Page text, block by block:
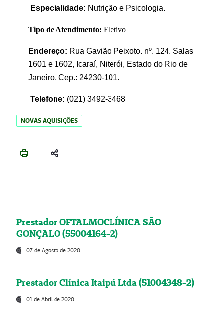
Especialidade: Nutrição e Psicologia.
Tipo de Atendimento: Eletivo
Endereço: Rua Gavião Peixoto, nº. 124, Salas
1601 e 1602, Icaraí, Niterói, Estado do Rio de
Janeiro, Cep.: 24230-101.
Telefone: (021) 3492-3468
NOVAS AQUISIÇÕES
Prestador OFTALMOCLÍNICA SÃO
GONÇALO (55004164-2)
07 de Agosto de 2020
Prestador Clínica Itaipú Ltda (51004348-2)
01 de Abril de 2020